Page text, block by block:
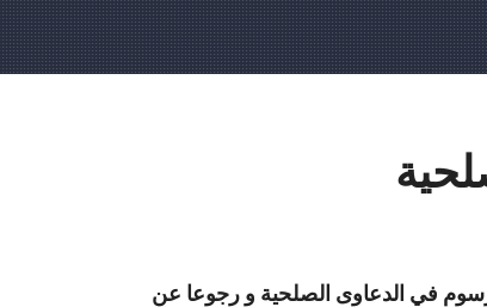
في الدعاوى الصلحية و رجوعا عن